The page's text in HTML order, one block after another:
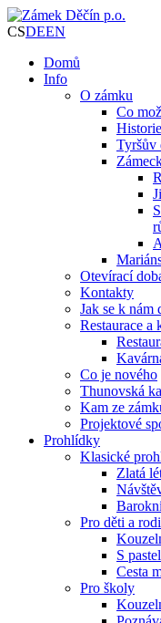
CSDEEN
Domů
Info
O zámku
Co
Tyršův
Otevírací
Kontakty
Jak se k nám
Restaurace a
Co je nového
Thunovská
Kam ze
Projektové
Prohlídky
Klasické
Zlatá
Pro děti a
S
Cesta
Pro školy